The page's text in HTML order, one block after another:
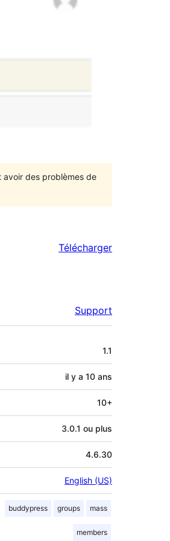
avoir des problèmes de
Télécharger
Support
1.1
il y a 10 ans
10+
3.0.1 ou plus
4.6.30
English (US)
buddypress groups mass
members